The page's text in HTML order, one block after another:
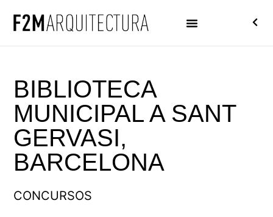
BIBLIOTECA
MUNICIPAL A SANT
GERVASI,
BARCELONA
CONCURSOS